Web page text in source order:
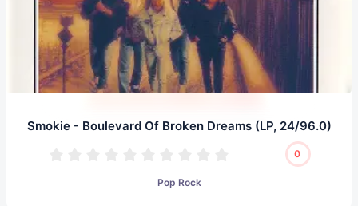
Smokie - Boulevard Of Broken Dreams (LP, 24/96.0)
0
Pop Rock